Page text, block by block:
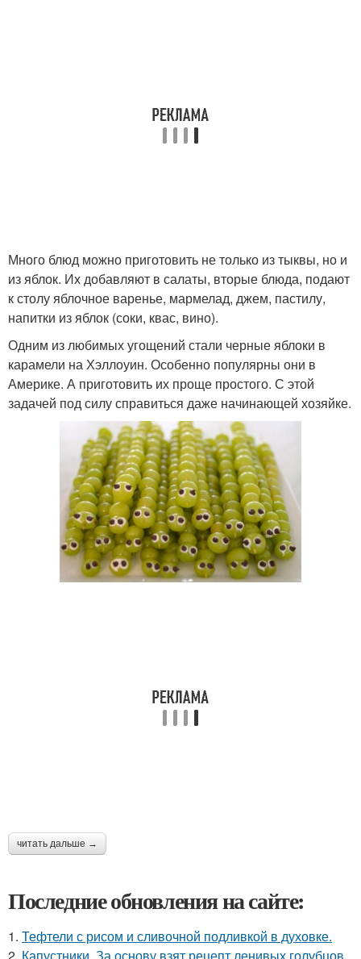
Много блюд можно приготовить не только из тыквы, но и
из яблок. Их добавляют в салаты, вторые блюда, подают
к столу яблочное варенье, мармелад, джем, пастилу,
напитки из яблок (соки, квас, вино).
Одним из любимых угощений стали черные яблоки в
карамели на Хэллоуин. Особенно популярны они в
Америке. А приготовить их проще простого. С этой
задачей под силу справиться даже начинающей хозяйке.
читать дальше →
Последние обновления на сайте:
1. Тефтели с рисом и сливочной подливкой в духовке.
2. Капустники. За основу взят рецепт ленивых голубцов.